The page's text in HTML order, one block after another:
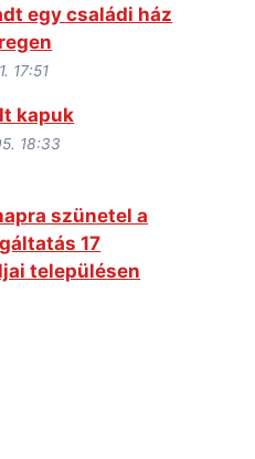
egy családi ház
17:51
kapuk
18:33
szünetel a
17
településen